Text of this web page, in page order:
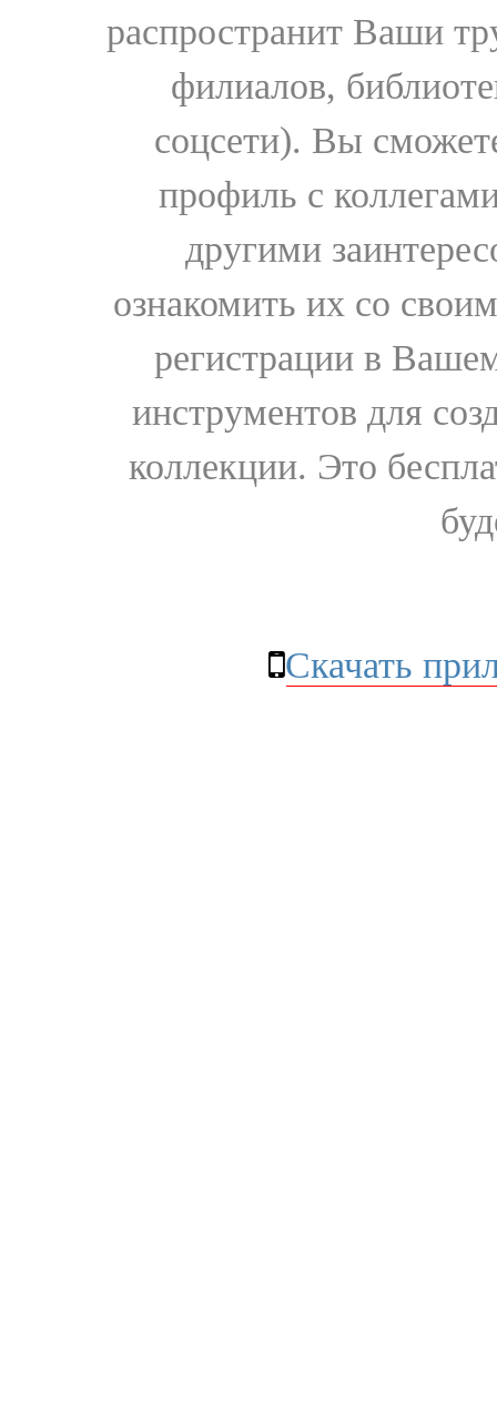
распространит Ваши
филиалов,
соцсети). Вы
профиль с
другими
ознакомить их со
регистрации в
инструментов для
коллекции. Это
Скачать